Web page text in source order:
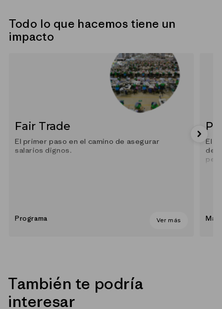
Todo lo que hacemos tiene un
impacto
Fair Trade
El primer paso en el camino de asegurar
salarios dignos.
Programa Ver más
El
También te podría
interesar